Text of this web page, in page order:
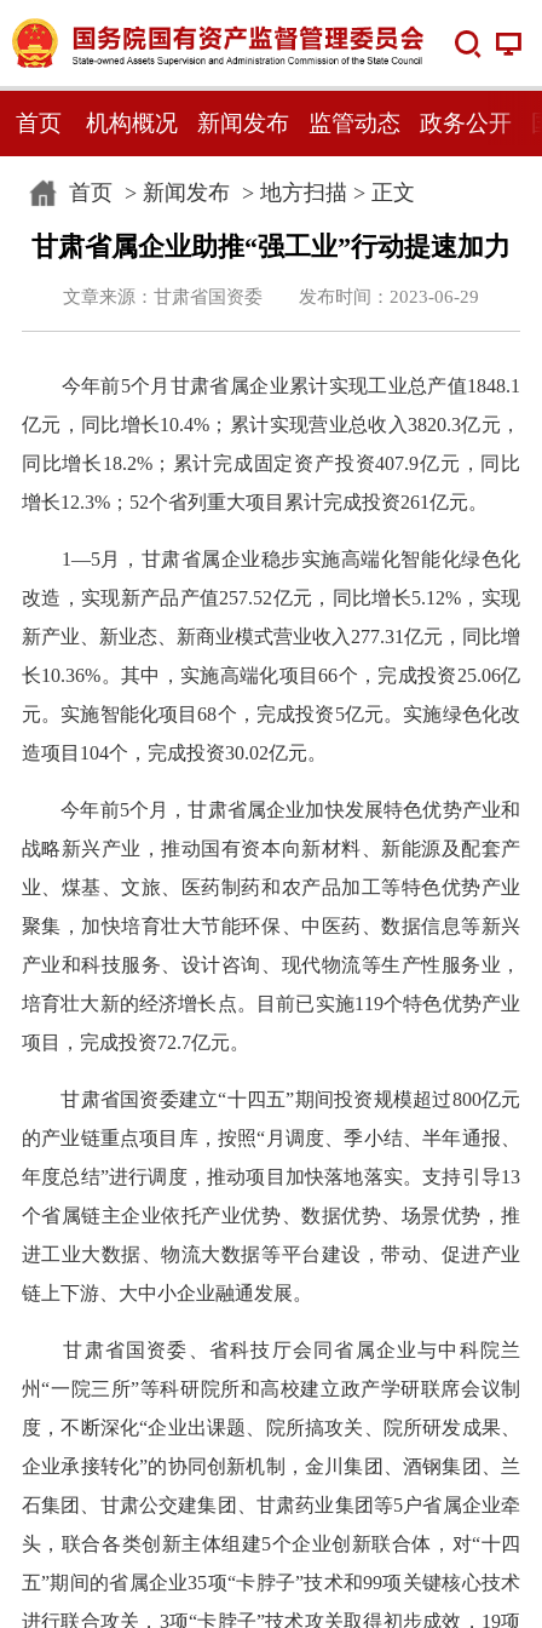
首页 机构概况 新闻发布 监管动态 政务公开
首页> 新闻发布> 地方扫描 > 正文
甘肃省属企业助推“强工业”行动提速加力
文章来源：甘肃省国资委 发布时间：2023-06-29
今年前5个月甘肃省属企业累计实现工业总产值1848.1
亿元，同比增长10.4%；累计实现营业总收入3820.3亿元，
同比增长18.2%；累计完成固定资产投资407.9亿元，同比
增长12.3%；52个省列重大项目累计完成投资261亿元。
1—5月，甘肃省属企业稳步实施高端化智能化绿色化
改造，实现新产品产值257.52亿元，同比增长5.12%，实现
新产业、新业态、新商业模式营业收入277.31亿元，同比增
长10.36%。其中，实施高端化项目66个，完成投资25.06亿
元。实施智能化项目68个，完成投资5亿元。实施绿色化改
造项目104个，完成投资30.02亿元。
今年前5个月，甘肃省属企业加快发展特色优势产业和
战略新兴产业，推动国有资本向新材料、新能源及配套产
业、煤基、文旅、医药制药和农产品加工等特色优势产业
聚集，加快培育壮大节能环保、中医药、数据信息等新兴
产业和科技服务、设计咨询、现代物流等生产性服务业，
培育壮大新的经济增长点。目前已实施119个特色优势产业
项目，完成投资72.7亿元。
甘肃省国资委建立“十四五”期间投资规模超过800亿元
的产业链重点项目库，按照“月调度、季小结、半年通报、
年度总结”进行调度，推动项目加快落地落实。支持引导13
个省属链主企业依托产业优势、数据优势、场景优势，推
进工业大数据、物流大数据等平台建设，带动、促进产业
链上下游、大中小企业融通发展。
甘肃省国资委、省科技厅会同省属企业与中科院兰
州“一院三所”等科研院所和高校建立政产学研联席会议制
度，不断深化“企业出课题、院所搞攻关、院所研发成果、
企业承接转化”的协同创新机制，金川集团、酒钢集团、兰
石集团、甘肃公交建集团、甘肃药业集团等5户省属企业牵
头，联合各类创新主体组建5个企业创新联合体，对“十四
五”期间的省属企业35项“卡脖子”技术和99项关键核心技术
进行联合攻关，3项“卡脖子”技术攻关取得初步成效，19项